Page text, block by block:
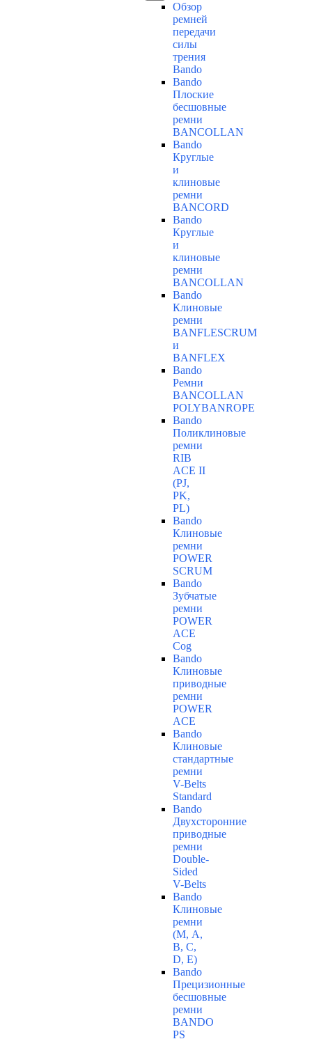
Обзор
ремней
передачи
силы
трения
Bando
Bando
Плоские
бесшовные
ремни
BANCOLLAN
Bando
Круглые
и
клиновые
ремни
BANCORD
Bando
Круглые
и
клиновые
ремни
BANCOLLAN
Bando
Клиновые
ремни
BANFLESCRUM
и
BANFLEX
Bando
Ремни
BANCOLLAN
POLYBANROPE
Bando
Поликлиновые
ремни
RIB
ACE II
(PJ,
PK,
PL)
Bando
Клиновые
ремни
POWER
SCRUM
Bando
Зубчатые
ремни
POWER
ACE
Cog
Bando
Клиновые
приводные
ремни
POWER
ACE
Bando
Клиновые
стандартные
ремни
V-Belts
Standard
Bando
Двухсторонние
приводные
ремни
Double-
Sided
V-Belts
Bando
Клиновые
ремни
(М, A,
B, C,
D, Е)
Bando
Прецизионные
бесшовные
ремни
BANDO
PS